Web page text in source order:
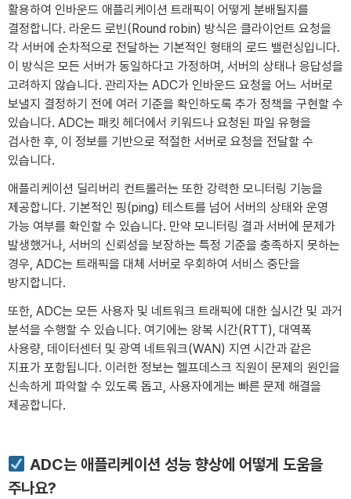
활용하여 인바운드 애플리케이션 트래픽이 어떻게 분배될지를
결정합니다. 라운드 로빈(Round robin) 방식은 클라이언트 요청을
각 서버에 순차적으로 전달하는 기본적인 형태의 로드 밸런싱입니다.
이 방식은 모든 서버가 동일하다고 가정하며, 서버의 상태나 응답성을
고려하지 않습니다. 관리자는 ADC가 인바운드 요청을 어느 서버로
보낼지 결정하기 전에 여러 기준을 확인하도록 추가 정책을 구현할 수
있습니다. ADC는 패킷 헤더에서 키워드나 요청된 파일 유형을
검사한 후, 이 정보를 기반으로 적절한 서버로 요청을 전달할 수
있습니다.
애플리케이션 딜리버리 컨트롤러는 또한 강력한 모니터링 기능을
제공합니다. 기본적인 핑(ping) 테스트를 넘어 서버의 상태와 운영
가능 여부를 확인할 수 있습니다. 만약 모니터링 결과 서버에 문제가
발생했거나, 서버의 신뢰성을 보장하는 특정 기준을 충족하지 못하는
경우, ADC는 트래픽을 대체 서버로 우회하여 서비스 중단을
방지합니다.
또한, ADC는 모든 사용자 및 네트워크 트래픽에 대한 실시간 및 과거
분석을 수행할 수 있습니다. 여기에는 왕복 시간(RTT), 대역폭
사용량, 데이터센터 및 광역 네트워크(WAN) 지연 시간과 같은
지표가 포함됩니다. 이러한 정보는 헬프데스크 직원이 문제의 원인을
신속하게 파악할 수 있도록 돕고, 사용자에게는 빠른 문제 해결을
제공합니다.
ADC는 애플리케이션 성능 향상에 어떻게 도움을
주나요?